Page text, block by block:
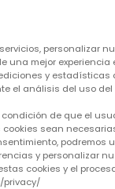
personalizar
una mejor experiencia
y estadísticas
el análisis del uso del
de que el
sean
podremos
y personalizar
cookies y el
privacy/